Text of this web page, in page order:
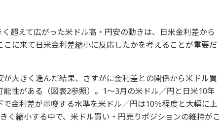
超えて広がった米ドル高・円安の動きは、日米金利差から
に来て日米金利差縮小に反応したかを考えることが重要だ
大きく進んだ結果、さすがに金利差との関係から米ドル買
性がある（図表2参照）。1～3月の米ドル／円と日米10年
金利差が示唆する水準を米ドル／円は10％程度と大幅に上
く縮小する中で、米ドル買い・円売りポジションの維持がこ